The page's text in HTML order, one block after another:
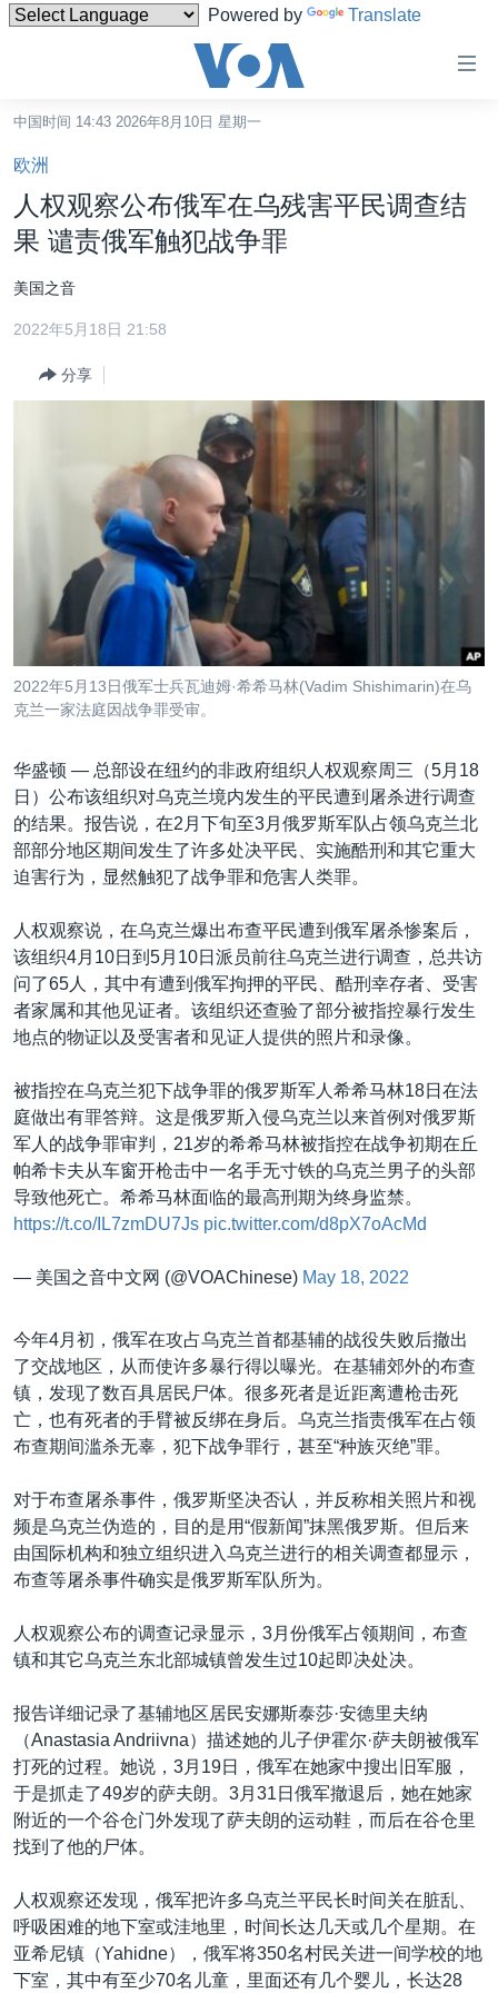
Powered by Translate
碍
链
接
跳
转
内
容
到
中国
最新国际新闻
美洲
全球议题
分类新闻
人权·法律·宗教
科教·文娱·体健
劳工
环境
美中关系
美国建国250周年
埃博拉疫情
美国之音专访
台海两岸关系
南中国海争端
关注西藏
GEN Z 看美国
VOA今日焦点
中文广播
关注我们
其他语言网站
中国时间 14:43 2026年8月10日 星期一
欧洲
人权观察公布俄军在乌残害平民调查结
果 谴责俄军触犯战争罪
美国之音
2022年5月18日 21:58
分享
2022年5月13日俄军士兵瓦迪姆·希希马林(Vadim Shishimarin)在乌
克兰一家法庭因战争罪受审。
华盛顿 — 总部设在纽约的非政府组织人权观察周三（5月18
日）公布该组织对乌克兰境内发生的平民遭到屠杀进行调查
的结果。报告说，在2月下旬至3月俄罗斯军队占领乌克兰北
部部分地区期间发生了许多处决平民、实施酷刑和其它重大
迫害行为，显然触犯了战争罪和危害人类罪。
人权观察说，在乌克兰爆出布查平民遭到俄军屠杀惨案后，
该组织4月10日到5月10日派员前往乌克兰进行调查，总共访
问了65人，其中有遭到俄军拘押的平民、酷刑幸存者、受害
者家属和其他见证者。该组织还查验了部分被指控暴行发生
地点的物证以及受害者和见证人提供的照片和录像。
被指控在乌克兰犯下战争罪的俄罗斯军人希希马林18日在法
庭做出有罪答辩。这是俄罗斯入侵乌克兰以来首例对俄罗斯
军人的战争罪审判，21岁的希希马林被指控在战争初期在丘
帕希卡夫从车窗开枪击中一名手无寸铁的乌克兰男子的头部
导致他死亡。希希马林面临的最高刑期为终身监禁。
https://t.co/IL7zmDU7Js pic.twitter.com/d8pX7oAcMd
— 美国之音中文网 (@VOAChinese) May 18, 2022
今年4月初，俄军在攻占乌克兰首都基辅的战役失败后撤出
了交战地区，从而使许多暴行得以曝光。在基辅郊外的布查
镇，发现了数百具居民尸体。很多死者是近距离遭枪击死
亡，也有死者的手臂被反绑在身后。乌克兰指责俄军在占领
布查期间滥杀无辜，犯下战争罪行，甚至“种族灭绝”罪。
对于布查屠杀事件，俄罗斯坚决否认，并反称相关照片和视
频是乌克兰伪造的，目的是用“假新闻”抹黑俄罗斯。但后来
由国际机构和独立组织进入乌克兰进行的相关调查都显示，
布查等屠杀事件确实是俄罗斯军队所为。
人权观察公布的调查记录显示，3月份俄军占领期间，布查
镇和其它乌克兰东北部城镇曾发生过10起即决处决。
报告详细记录了基辅地区居民安娜斯泰莎·安德里夫纳
（Anastasia Andriivna）描述她的儿子伊霍尔·萨夫朗被俄军
打死的过程。她说，3月19日，俄军在她家中搜出旧军服，
于是抓走了49岁的萨夫朗。3月31日俄军撤退后，她在她家
附近的一个谷仓门外发现了萨夫朗的运动鞋，而后在谷仓里
找到了他的尸体。
人权观察还发现，俄军把许多乌克兰平民长时间关在脏乱、
呼吸困难的地下室或洼地里，时间长达几天或几个星期。在
亚希尼镇（Yahidne），俄军将350名村民关进一间学校的地
下室，其中有至少70名儿童，里面还有几个婴儿，长达28